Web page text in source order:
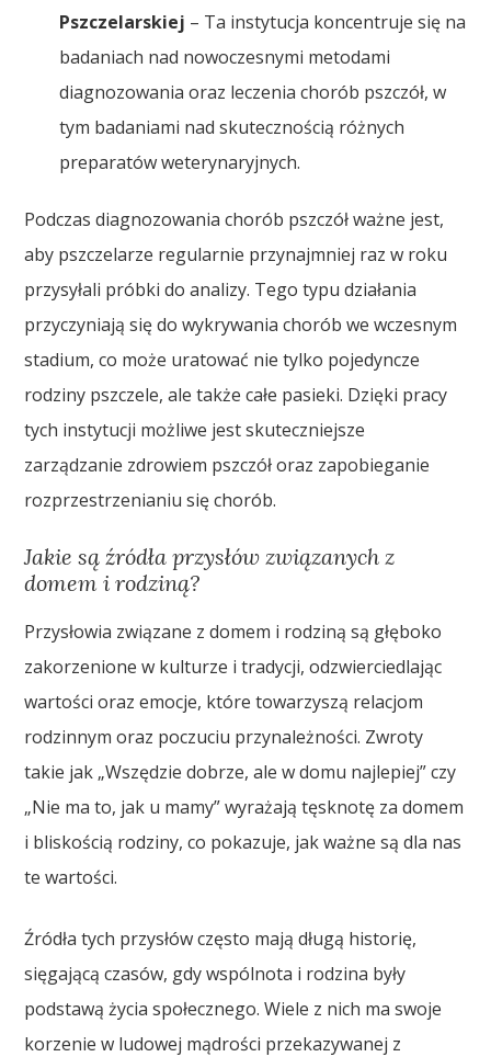
Pszczelarskiej – Ta instytucja koncentruje się na
badaniach nad nowoczesnymi metodami
diagnozowania oraz leczenia chorób pszczół, w
tym badaniami nad skutecznością różnych
preparatów weterynaryjnych.
Podczas diagnozowania chorób pszczół ważne jest,
aby pszczelarze regularnie przynajmniej raz w roku
przysyłali próbki do analizy. Tego typu działania
przyczyniają się do wykrywania chorób we wczesnym
stadium, co może uratować nie tylko pojedyncze
rodziny pszczele, ale także całe pasieki. Dzięki pracy
tych instytucji możliwe jest skuteczniejsze
zarządzanie zdrowiem pszczół oraz zapobieganie
rozprzestrzenianiu się chorób.
Jakie są źródła przysłów związanych z
domem i rodziną?
Przysłowia związane z domem i rodziną są głęboko
zakorzenione w kulturze i tradycji, odzwierciedlając
wartości oraz emocje, które towarzyszą relacjom
rodzinnym oraz poczuciu przynależności. Zwroty
takie jak „Wszędzie dobrze, ale w domu najlepiej” czy
„Nie ma to, jak u mamy” wyrażają tęsknotę za domem
i bliskością rodziny, co pokazuje, jak ważne są dla nas
te wartości.
Źródła tych przysłów często mają długą historię,
sięgającą czasów, gdy wspólnota i rodzina były
podstawą życia społecznego. Wiele z nich ma swoje
korzenie w ludowej mądrości przekazywanej z